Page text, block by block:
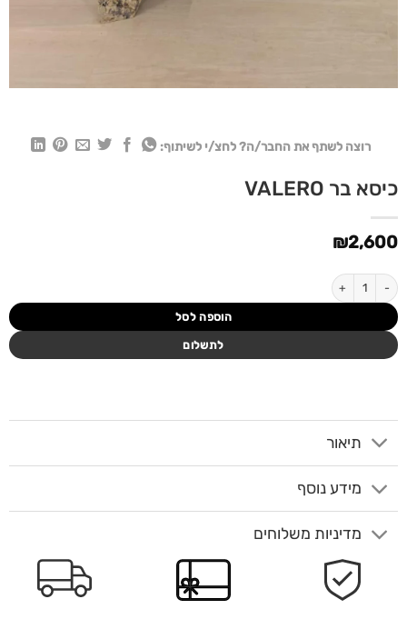
רוצה לשתף את החבר/ה? לחצ/י לשיתוף:
כיסא בר VALERO
₪2,600
כמות של כיסא בר VALERO
הוספה לסל
לתשלום
תיאור
מידע נוסף
מדיניות משלוחים